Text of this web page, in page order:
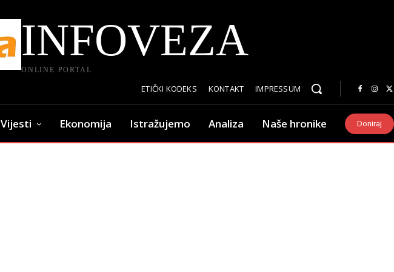
INFOVEZA
ONLINE PORTAL
ETIČKI KODEKS KONTAKT IMPRESSUM
Vijesti Ekonomija Istražujemo Analiza Naše hronike Doniraj